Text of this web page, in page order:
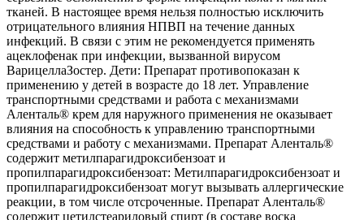
тканей. В настоящее время нельзя полностью исключить
отрицательного влияния НПВП на течение данных
инфекций. В связи с этим не рекомендуется применять
ацеклофенак при инфекции, вызванной вирусом
ВарицеллаЗостер. Дети: Препарат противопоказан к
применению у детей в возрасте до 18 лет. Управление
транспортными средствами и работа с механизмами
Аленталь® крем для наружного применения не оказывает
влияния на способность к управлению транспортными
средствами и работу с механизмами. Препарат Аленталь®
содержит метилпарагидроксибензоат и
пропилпарагидроксибензоат: Метилпарагидроксибензоат и
пропилпарагидроксибензоат могут вызывать аллергические
реакции, в том числе отсроченные. Препарат Аленталь®
содержит цетилстеариловый спирт (в составе воска